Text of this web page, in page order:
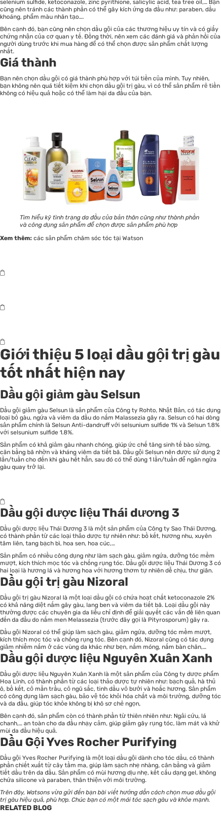
selenium sulfide, ketoconazole, zinc pyrithione, salicylic acid, tea tree oil,… Bạn
cũng nên tránh các thành phần có thể gây kích ứng da đầu như: paraben, dầu
khoáng, phẩm màu nhân tạo….
Bên cạnh đó, bạn cũng nên chọn dầu gội của các thương hiệu uy tín và có giấy
chứng nhận của cơ quan y tế. Đồng thời, nên xem các đánh giá và phản hồi của
người dùng trước khi mua hàng để có thể chọn được sản phẩm chất lượng
nhất.
Giá thành
Bạn nên chọn dầu gội có giá thành phù hợp với túi tiền của mình. Tuy nhiên,
bạn không nên quá tiết kiệm khi chọn dầu gội trị gàu, vì có thể sản phẩm rẻ tiền
không có hiệu quả hoặc có thể làm hại da đầu của bạn.
Tìm hiểu kỹ tình trạng da đầu của bản thân cũng như thành phần
và công dụng sản phẩm để chọn được sản phẩm phù hợp
Xem thêm: các sản phẩm chăm sóc tóc tại Watson
Giới thiệu 5 loại dầu gội trị gàu
tốt nhất hiện nay
Dầu gội giảm gàu Selsun
Dầu gội giảm gàu Selsun là sản phẩm của Công ty Rohto, Nhật Bản, có tác dụng
loại bỏ gàu, ngứa và viêm da đầu do nấm Malassezia gây ra. Selsun có hai dòng
sản phẩm chính là Selsun Anti-dandruff với selsunium sulfide 1% và Selsun 1.8%
với selsunium sulfide 1.8%.
Sản phẩm có khả giảm gàu nhanh chóng, giúp ức chế tăng sinh tế bào sừng,
cân bằng bã nhờn và kháng viêm da tiết bã. Dầu gội Selsun nên được sử dụng 2
lần/tuần cho đến khi gàu hết hẳn, sau đó có thể dùng 1 lần/tuần để ngăn ngừa
gàu quay trở lại.
Dầu gội dược liệu Thái dương 3
Dầu gội dược liệu Thái Dương 3 là một sản phẩm của Công ty Sao Thái Dương,
có thành phần từ các loại thảo dược tự nhiên như: bồ kết, hương nhu, xuyên
tâm liên, tang bạch bì, hoa sen, hoa cúc,…
Sản phẩm có nhiều công dụng như làm sạch gàu, giảm ngứa, dưỡng tóc mềm
mượt, kích thích mọc tóc và chống rụng tóc. Dầu gội dược liệu Thái Dương 3 có
hai loại là hương lá và hương hoa với hương thơm tự nhiên dễ chịu, thư giãn.
Dầu gội trị gàu Nizoral
Dầu gội trị gàu Nizoral là một loại dầu gội có chứa hoạt chất ketoconazole 2%
có khả năng diệt nấm gây gàu, lang ben và viêm da tiết bã. Loại dầu gội này
thường được các chuyên gia da liễu chỉ định để giải quyết các vấn đề liên quan
đến da đầu do nấm men Melassezia (trước đây gọi là Pityrosporum) gây ra.
Dầu gội Nizoral có thể giúp làm sạch gàu, giảm ngứa, dưỡng tóc mềm mượt,
kích thích mọc tóc và chống rụng tóc. Bên cạnh đó, Nizoral cũng có tác dụng
giảm nhiễm nấm ở các vùng da khác như bẹn, nấm móng, nấm bàn chân,…
Dầu gội dược liệu Nguyên Xuân Xanh
Dầu gội dược liệu Nguyên Xuân Xanh là một sản phẩm của Công ty dược phẩm
Hoa Linh, có thành phần từ các loại thảo dược tự nhiên như: bạch quả, hà thủ
ô, bồ kết, cỏ mần trầu, cỏ ngũ sắc, tinh dầu vỏ bưởi và hoắc hương. Sản phẩm
có công dụng làm sạch gàu, bảo vệ tóc khỏi hóa chất và môi trường, dưỡng tóc
và da đầu, giúp tóc khỏe không bị khô sơ chẻ ngọn,
Bên cạnh đó, sản phẩm còn có thành phần từ thiên nhiên như: Ngải cứu, lá
chanh,… an toàn cho da đầu nhạy cảm, giúp giảm gãy rụng tóc, làm mát và khử
mùi da đầu hiệu quả.
Dầu Gội Yves Rocher Purifying
Dầu gội Yves Rocher Purifying là một loại dầu gội dành cho tóc dầu, có thành
phần chiết xuất từ cây tầm ma, giúp làm sạch nhẹ nhàng, cân bằng và giảm
tiết dầu trên da đầu. Sản phẩm có mùi hương dịu nhẹ, kết cấu dạng gel, không
chứa silicone và paraben, thân thiện với môi trường.
Trên đây, Watsons vừa gửi đến bạn bài viết hướng dẫn cách chọn mua dầu gội
trị gàu hiệu quả, phù hợp. Chúc bạn có một mái tóc sạch gàu và khỏe mạnh.
RELATED BLOG